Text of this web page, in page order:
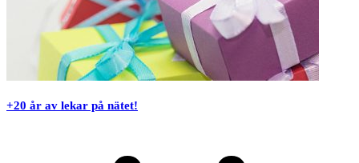
+20 år av lekar på nätet!